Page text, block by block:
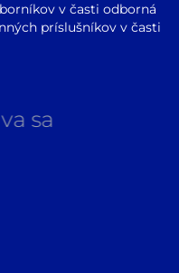
sa
v časti odborná
príslušníkov v časti